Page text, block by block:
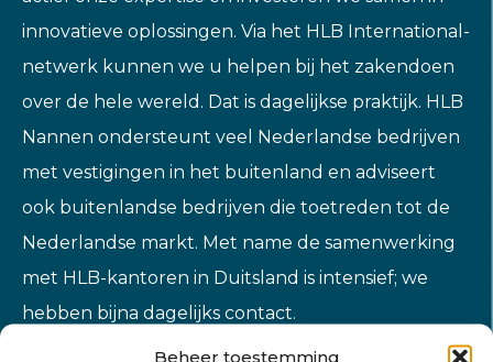
Beheer toestemming
innovatieve oplossingen. Via het HLB International-
netwerk kunnen we u helpen bij het zakendoen
over de hele wereld. Dat is dagelijkse praktijk. HLB
Nannen ondersteunt veel Nederlandse bedrijven
met vestigingen in het buitenland en adviseert
ook buitenlandse bedrijven die toetreden tot de
Nederlandse markt. Met name de samenwerking
met HLB-kantoren in Duitsland is intensief; we
hebben bijna dagelijks contact.